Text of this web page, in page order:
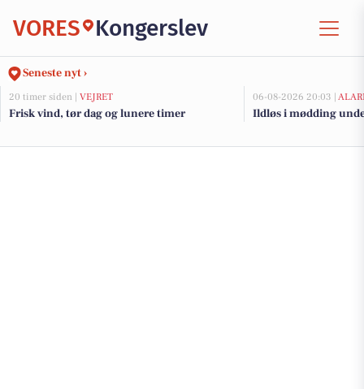
VORES Kongerslev
Seneste nyt ›
20 timer siden | VEJRET
Frisk vind, tør dag og lunere timer
06-08-2026 20:03 |
Ildløs i mødding